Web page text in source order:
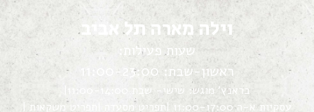
וילה מארה תל אביב
שעות פעילות:
ראשון-שבת: 11:00-23:00
בראנץ' מוגש: שישי- שבת 11:00-14:00|
עסקיות א-ה 11:00-17:00 |
תפריט מסעדה |
תפריט משקאות |